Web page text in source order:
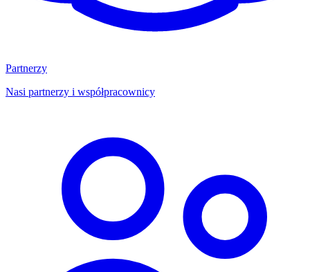
Partnerzy
Nasi partnerzy i współpracownicy